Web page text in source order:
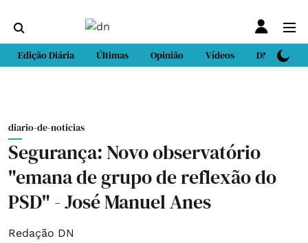
Edição Diária Últimas Opinião Vídeos DN Sport
diario-de-noticias
Segurança: Novo observatório
"emana de grupo de reflexão do
PSD" - José Manuel Anes
Redação DN